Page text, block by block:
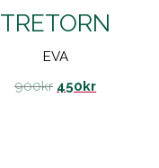
TRETORN
EVA
900kr 450kr